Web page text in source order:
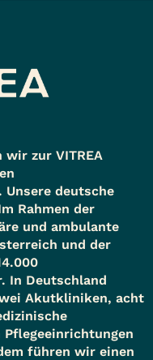
wir zur VITREA
deutsche
Rahmen der
und ambulante
und der
In Deutschland
Akutkliniken, acht
Pflegeeinrichtungen
führen wir einen